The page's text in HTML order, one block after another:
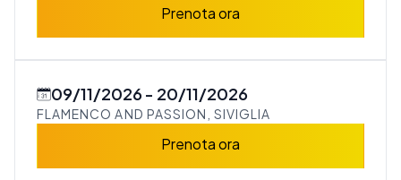
Prenota ora
09/11/2026 20/11/2026
FLAMENCO AND PASSION, SIVIGLIA
Prenota ora